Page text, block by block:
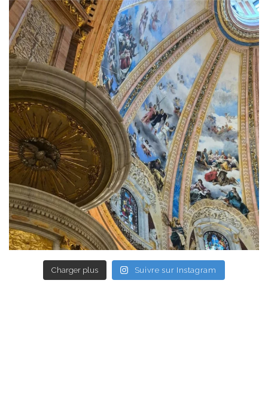
Charger plus Suivre sur Instagram